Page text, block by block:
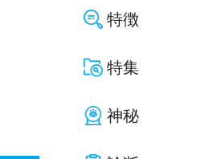
特徴
特集
神秘